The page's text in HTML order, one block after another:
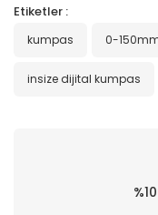
Etiketler :
kumpas 0-
insize dijital kumpas